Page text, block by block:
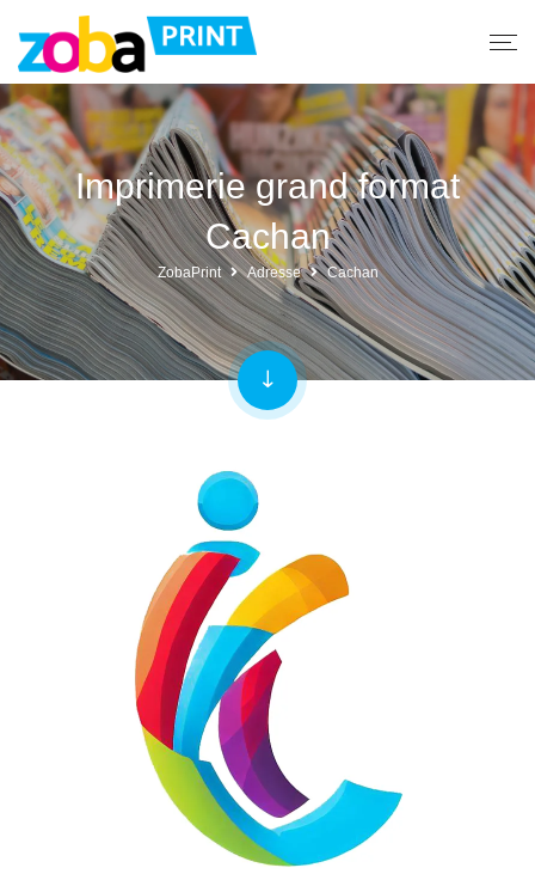
Imprimerie grand format
Cachan
ZobaPrint Adresse Cachan